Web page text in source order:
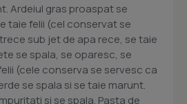
Ardeiul gras proaspat se
taie felii (cel conservat se
sub jet de apa rece, se taie
se spala, se oparesc, se
(cele conserva se servesc ca
se spala si se taie marunt.
si se spala. Pasta de